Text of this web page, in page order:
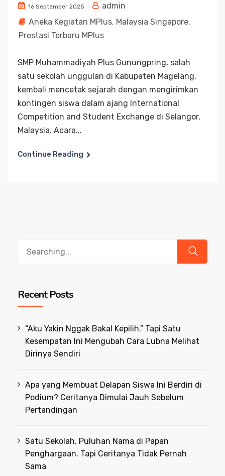
16 September 2025
admin
Aneka Kegiatan MPlus, Malaysia Singapore,
Prestasi Terbaru MPlus
SMP Muhammadiyah Plus Gunungpring, salah
satu sekolah unggulan di Kabupaten Magelang,
kembali mencetak sejarah dengan mengirimkan
kontingen siswa dalam ajang International
Competition and Student Exchange di Selangor,
Malaysia. Acara...
Continue Reading
Recent Posts
“Aku Yakin Nggak Bakal Kepilih.” Tapi Satu
Kesempatan Ini Mengubah Cara Lubna Melihat
Dirinya Sendiri
Apa yang Membuat Delapan Siswa Ini Berdiri di
Podium? Ceritanya Dimulai Jauh Sebelum
Pertandingan
Satu Sekolah, Puluhan Nama di Papan
Penghargaan. Tapi Ceritanya Tidak Pernah
Sama